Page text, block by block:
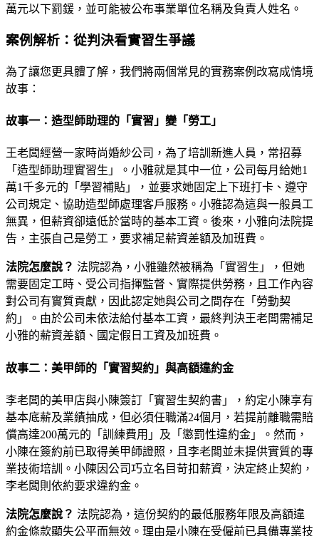
萬元以下罰鍰，並可能被公布事業單位名稱及負責人姓名。
案例解析：從判決看實習生爭議
為了讓您更具體了解，我們將兩個常見的實務案例改寫成情境
故事：
故事一：造型師助理的「實習」變「勞工」
王老闆經營一家時尚婚紗公司，為了培訓新進人員，常招募
「造型師助理實習生」。小雅就是其中一位，公司每月給她1
萬1千多元的「學習補貼」，並要求她固定上下班打卡、遵守
公司規定、協助造型師處理客戶服務。小雅認為這與一般員工
無異，但薪資卻遠低於當時的基本工資。後來，小雅向法院提
告，主張自己是勞工，要求補足薪資差額及加班費。
法院怎麼說？ 法院認為，小雅雖然被稱為「實習生」，但她
需要固定工時、受公司指揮監督、實際提供勞務，且工作內容
對公司有實質貢獻，因此認定她與公司之間存在「勞動契
約」。由於公司未依法給付基本工資，最終判決王老闆需補足
小雅的薪資差額、國定假日工資及加班費。
故事二：美甲師的「實習契約」與高額違約金
李老闆的美甲店與小陳簽訂「實習生契約書」，約定小陳享有
基本底薪及業績抽成，但必須任職滿24個月，若提前離職需賠
償高達200萬元的「訓練費用」及「懲罰性違約金」。然而，
小陳在簽約前已取得美甲師證照，且李老闆並未提供實質的專
業技術培訓。小陳因公司巧立名目苛扣薪資，決定終止契約，
李老闆則依約要求違約金。
法院怎麼說？ 法院認為，這份契約的最低服務年限及高額違
約金條款顯失公平而無效。理由是小陳在受僱前已具備專業技